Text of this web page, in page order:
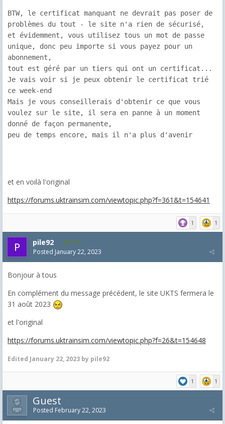
BTW, le certificat manquant ne devrait pas poser de
problèmes du tout - le site n'a rien de sécurisé,
et évidemment, vous utilisez tous un mot de passe
unique, donc peu importe si vous payez pour un
abonnement,
tout est géré par un tiers qui ont un certificat...
Je vais voir si je peux obtenir le certificat trié
ce week-end
Mais je vous conseillerais d'obtenir ce que vous
voulez sur le site, il sera en panne à un moment
donné de façon permanente,
peu de temps encore, mais il n'a plus d'avenir
et en voilà l'original
https://forums.uktrainsim.com/viewtopic.php?f=361&t=154641
1 1
pile92 109
Posted January 22, 2023
Bonjour à tous
En complément du message précédent, le site UKTS fermera le
31 août 2023
et l'original
https://forums.uktrainsim.com/viewtopic.php?f=26&t=154648
Edited January 22, 2023 by pile92
1 1
Guest
Posted February 22, 2023